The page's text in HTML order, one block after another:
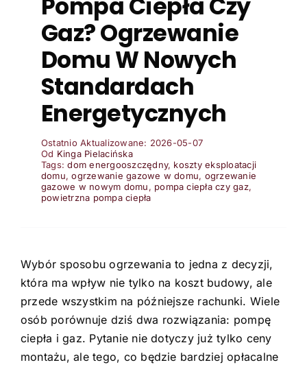
Turystyka
Zdrowie
Pozostałe
Gaz? Ogrzewanie
Domu W Nowych
Standardach
Energetycznych
Ostatnio Aktualizowane: 2026-05-07
Od Kinga Pielacińska
Tags:dom energooszczędny, koszty eksploatacji
domu,ogrzewanie gazowe w domu, ogrzewanie
gazowe w nowym domu, pompa ciepła czy gaz,
powietrzna pompa ciepła
Wybór sposobu ogrzewania to jedna z decyzji,
która ma wpływ nie tylko na koszt budowy, ale
przede wszystkim na późniejsze rachunki. Wiele
osób porównuje dziś dwa rozwiązania: pompę
ciepła i gaz. Pytanie nie dotyczy już tylko ceny
montażu, ale tego, co będzie bardziej opłacalne